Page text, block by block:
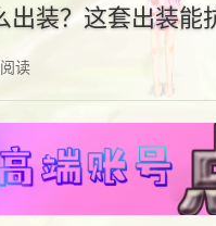
装？这套出装能
读